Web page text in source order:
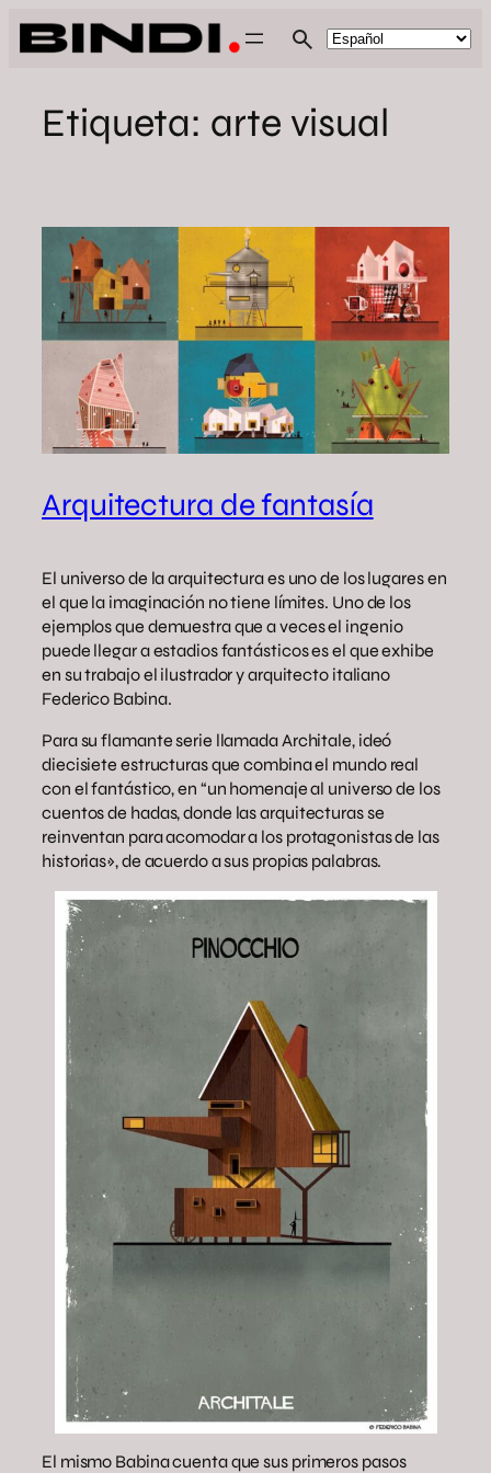
Saltar
al
Etiqueta: arte visual
Arquitectura de fantasía
El universo de la arquitectura es uno de los lugares en
el que la imaginación no tiene límites. Uno de los
ejemplos que demuestra que a veces el ingenio
puede llegar a estadios fantásticos es el que exhibe
en su trabajo el ilustrador y arquitecto italiano
Federico Babina.
Para su flamante serie llamada Architale, ideó
diecisiete estructuras que combina el mundo real
con el fantástico, en “un homenaje al universo de los
cuentos de hadas, donde las arquitecturas se
reinventan para acomodar a los protagonistas de las
historias», de acuerdo a sus propias palabras.
El mismo Babina cuenta que sus primeros pasos